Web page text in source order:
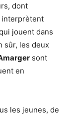
dont
interprètent
jouent dans
sûr, les deux
sont
en
les jeunes, de